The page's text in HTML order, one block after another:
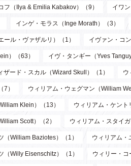
フ（Ilya & Emilia Kabakov）（9） イワ
インゲ・モラス（Inge Morath）（3）
ル・ヴァザルリ）（1） イヴァン・コ
）（63） イヴ・タンギー（Yves Tanguy
ザード・スカル（Wizard Skull）（1） ウ
） ウィリアム・ウェグマン（William
Klein）（13） ウィリアム・ケント
Scott）（2） ウィリアム・スタイガ
（William Baziotes）（1） ウィリアム・
（Willy Eisenschitz）（1） ウィリー・コ